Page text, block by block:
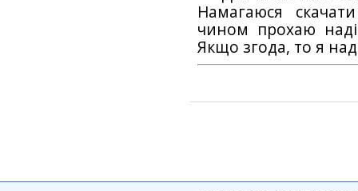
Намагаюся
чином прохаю
Якщо згода, то я